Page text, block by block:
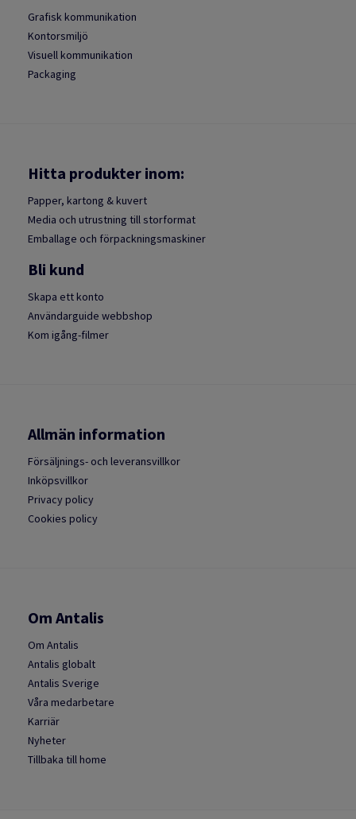
Grafisk kommunikation
Kontorsmiljö
Visuell kommunikation
Packaging
Hitta produkter inom:
Papper, kartong & kuvert
Media och utrustning till storformat
Emballage och förpackningsmaskiner
Bli kund
Skapa ett konto
Användarguide webbshop
Kom igång-filmer
Allmän information
Försäljnings- och leveransvillkor
Inköpsvillkor
Privacy policy
Cookies policy
Om Antalis
Om Antalis
Antalis globalt
Antalis Sverige
Våra medarbetare
Karriär
Nyheter
Tillbaka till home